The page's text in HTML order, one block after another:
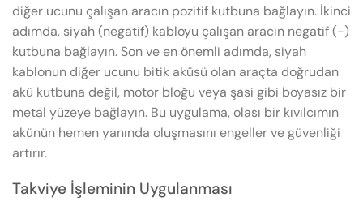
diğer ucunu çalışan aracın pozitif kutbuna bağlayın. İkinci
adımda, siyah (negatif) kabloyu çalışan aracın negatif (-)
kutbuna bağlayın. Son ve en önemli adımda, siyah
kablonun diğer ucunu bitik aküsü olan araçta doğrudan
akü kutbuna değil, motor bloğu veya şasi gibi boyasız bir
metal yüzeye bağlayın. Bu uygulama, olası bir kıvılcımın
akünün hemen yanında oluşmasını engeller ve güvenliği
artırır.
Takviye İşleminin Uygulanması